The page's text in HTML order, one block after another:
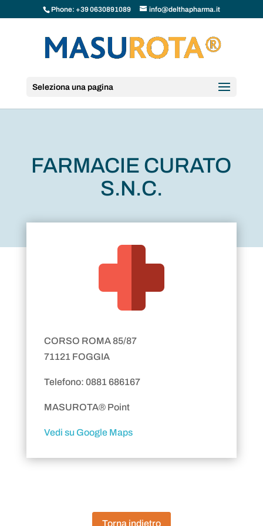
Phone: +39 0630891089 info@delthapharma.it
Seleziona una pagina
FARMACIE CURATO
S.N.C.
CORSO ROMA 85/87
71121 FOGGIA
Telefono: 0881 686167
MASUROTA® Point
Vedi su Google Maps
Torna indietro